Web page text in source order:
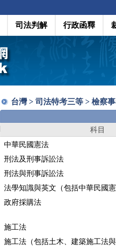
司法判解 行政函釋
台灣 > 司法特考三等 > 檢察
科目
中華民國憲法
刑法及刑事訴訟法
刑法與刑事訴訟法
法學知識與英文（包括中華民國
政府採購法
施工法
施工法（包括土木、建築施工法